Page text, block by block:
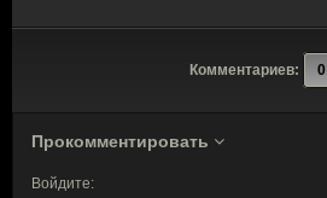
Комментариев: 0
Прокомментировать
Войдите: